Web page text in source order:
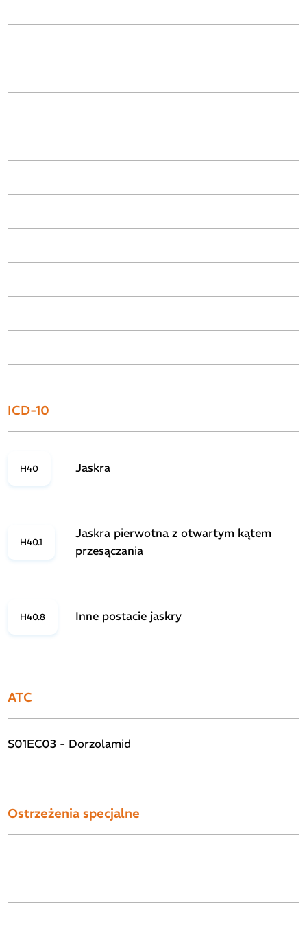
ICD-10
H40 Jaskra
H40.1
Jaskra pierwotna z otwartym kątem
przesączania
H40.8 Inne postacie jaskry
ATC
S01EC03 - Dorzolamid
Ostrzeżenia specjalne